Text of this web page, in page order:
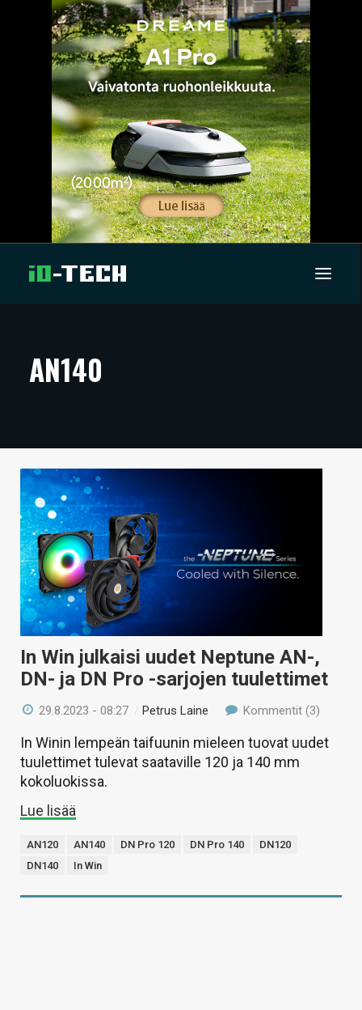
ARTIKKELIT
TECHBBS
TIETOA
HINTA.FI
KAUPPA
VAIHDA TEEMA
HAKU
AN140
In Win julkaisi uudet Neptune AN-,
DN- ja DN Pro -sarjojen tuulettimet
29.8.2023 - 08:27 /Petrus Laine Kommentit (3)
In Winin lempeän taifuunin mieleen tuovat uudet
tuulettimet tulevat saataville 120 ja 140 mm
kokoluokissa.
Lue lisää
AN120 AN140 DN Pro 120 DN Pro 140
DN120
DN140
In Win